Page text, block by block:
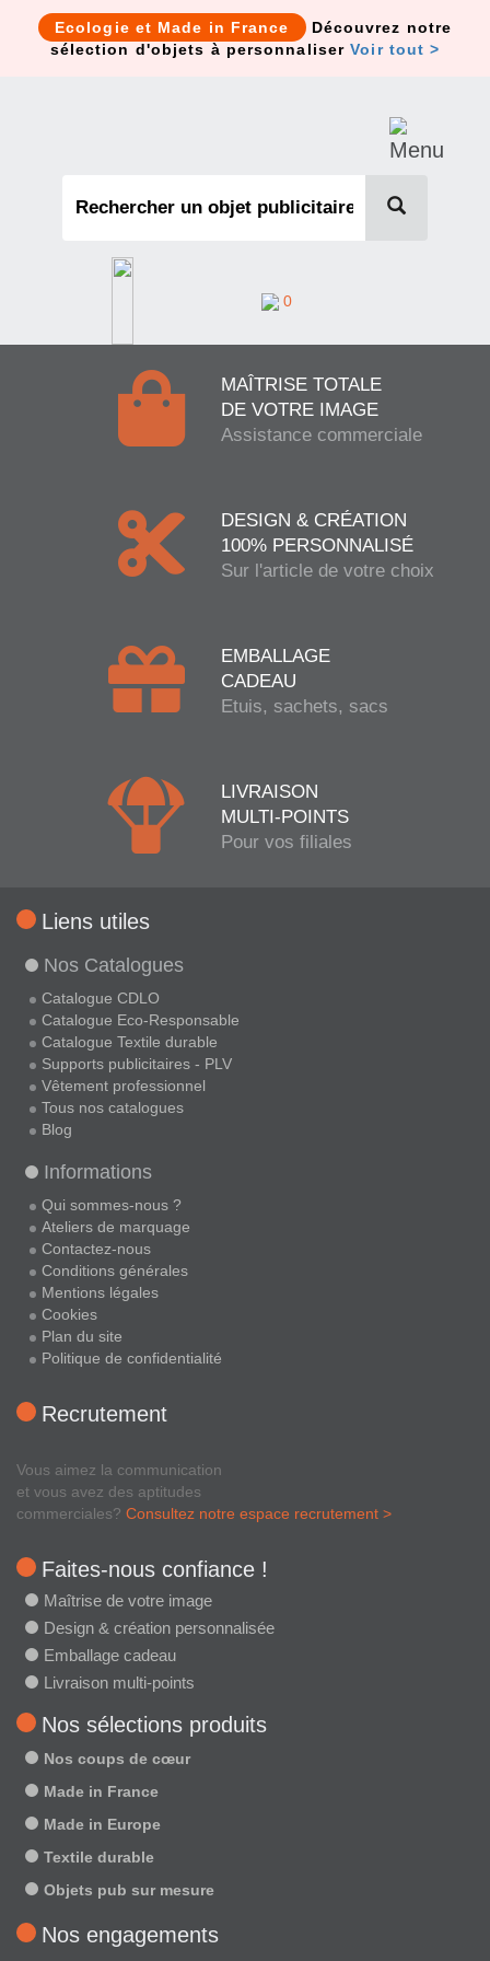
Ecologie et Made in France
Découvrez notre
sélection d'objets à personnaliserVoir tout >
0
MAÎTRISE TOTALE
DE VOTRE IMAGE
Assistance commerciale
DESIGN & CRÉATION
100% PERSONNALISÉ
Sur l'article de votre choix
EMBALLAGE
CADEAU
Etuis, sachets, sacs
LIVRAISON
MULTI-POINTS
Pour vos filiales
Liens utiles
Nos Catalogues
Catalogue CDLO
Catalogue Eco-Responsable
Catalogue Textile durable
Supports publicitaires - PLV
Vêtement professionnel
Tous nos catalogues
Blog
Informations
Qui sommes-nous ?
Ateliers de marquage
Contactez-nous
Conditions générales
Mentions légales
Cookies
Plan du site
Politique de confidentialité
Recrutement
Vous aimez la communication
et vous avez des aptitudes
commerciales? Consultez notre espace recrutement >
Faites-nous confiance !
Maîtrise de votre image
Design & création personnalisée
Emballage cadeau
Livraison multi-points
Nos sélections produits
Nos coups de cœur
Made in France
Made in Europe
Textile durable
Objets pub sur mesure
Nos engagements
Cookies management panel